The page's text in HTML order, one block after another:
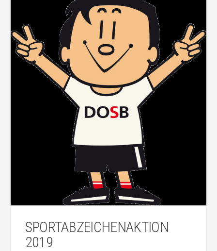
SPORTABZEICHENAKTION
2019